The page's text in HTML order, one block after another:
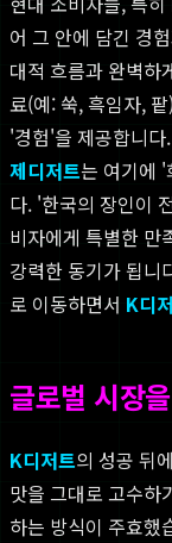
어 그 안에 담긴 경
대적 흐름과 완벽하
료(예: 쑥, 흑임자,
'경험'을 제공합니다.
제디저트는 여기에
다. '한국의 장인이
비자에게 특별한 만
강력한 동기가 됩니
로 이동하면서 K디
글로벌 시장
K디저트의 성공 뒤
맛을 그대로 고수하
하는 방식이 주효했